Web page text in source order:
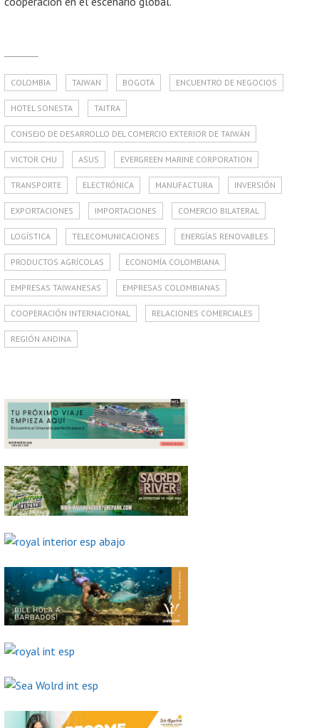
COLOMBIA TAIWAN BOGOTÁ ENCUENTRO DE NEGOCIOS
HOTEL SONESTA TAITRA
CONSEJO DE DESARROLLO DEL COMERCIO EXTERIOR DE TAIWÁN
VICTOR CHU ASUS EVERGREEN MARINE CORPORATION
TRANSPORTE ELECTRÓNICA MANUFACTURA INVERSIÓN
EXPORTACIONES IMPORTACIONES COMERCIO BILATERAL
LOGÍSTICA TELECOMUNICACIONES ENERGÍAS RENOVABLES
PRODUCTOS AGRÍCOLAS ECONOMÍA COLOMBIANA
EMPRESAS TAIWANESAS EMPRESAS COLOMBIANAS
COOPERACIÓN INTERNACIONAL RELACIONES COMERCIALES
REGIÓN ANDINA